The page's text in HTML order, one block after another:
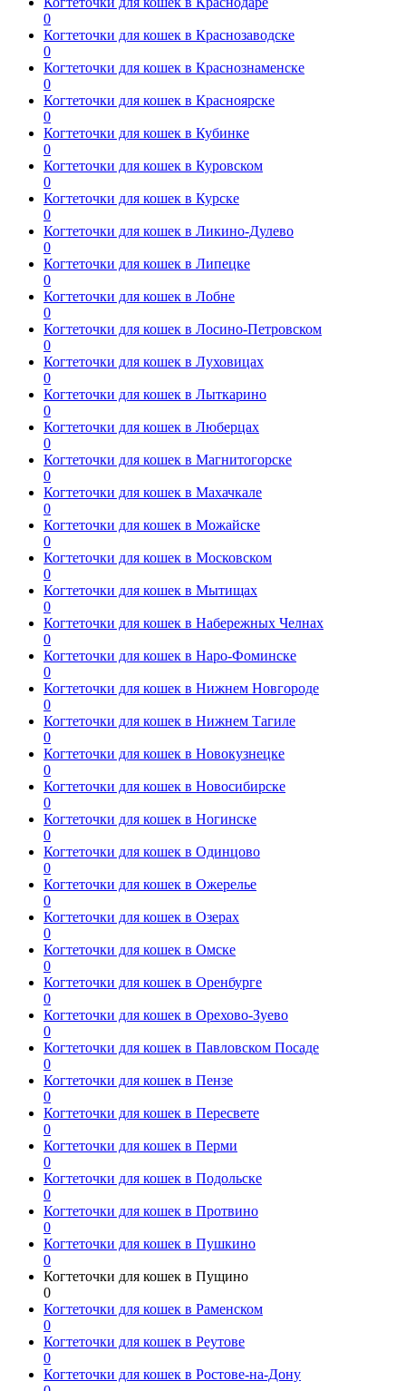
0
Когтеточки для кошек в Краснозаводске
0
Когтеточки для кошек в Краснознаменске
0
Когтеточки для кошек в Красноярске
0
Когтеточки для кошек в Кубинке
0
Когтеточки для кошек в Куровском
0
Когтеточки для кошек в Курске
0
Когтеточки для кошек в Ликино-Дулево
0
Когтеточки для кошек в Липецке
0
Когтеточки для кошек в Лобне
0
Когтеточки для кошек в Лосино-Петровском
0
Когтеточки для кошек в Луховицах
0
Когтеточки для кошек в Лыткарино
0
Когтеточки для кошек в Люберцах
0
Когтеточки для кошек в Магнитогорске
0
Когтеточки для кошек в Махачкале
0
Когтеточки для кошек в Можайске
0
Когтеточки для кошек в Московском
0
Когтеточки для кошек в Мытищах
0
Когтеточки для кошек в Набережных Челнах
0
Когтеточки для кошек в Наро-Фоминске
0
Когтеточки для кошек в Нижнем Новгороде
0
Когтеточки для кошек в Нижнем Тагиле
0
Когтеточки для кошек в Новокузнецке
0
Когтеточки для кошек в Новосибирске
0
Когтеточки для кошек в Ногинске
0
Когтеточки для кошек в Одинцово
0
Когтеточки для кошек в Ожерелье
0
Когтеточки для кошек в Озерах
0
Когтеточки для кошек в Омске
0
Когтеточки для кошек в Оренбурге
0
Когтеточки для кошек в Орехово-Зуево
0
Когтеточки для кошек в Павловском Посаде
0
Когтеточки для кошек в Пензе
0
Когтеточки для кошек в Пересвете
0
Когтеточки для кошек в Перми
0
Когтеточки для кошек в Подольске
0
Когтеточки для кошек в Протвино
0
Когтеточки для кошек в Пушкино
0
Когтеточки для кошек в Пущино
0
Когтеточки для кошек в Раменском
0
Когтеточки для кошек в Реутове
0
Когтеточки для кошек в Ростове-на-Дону